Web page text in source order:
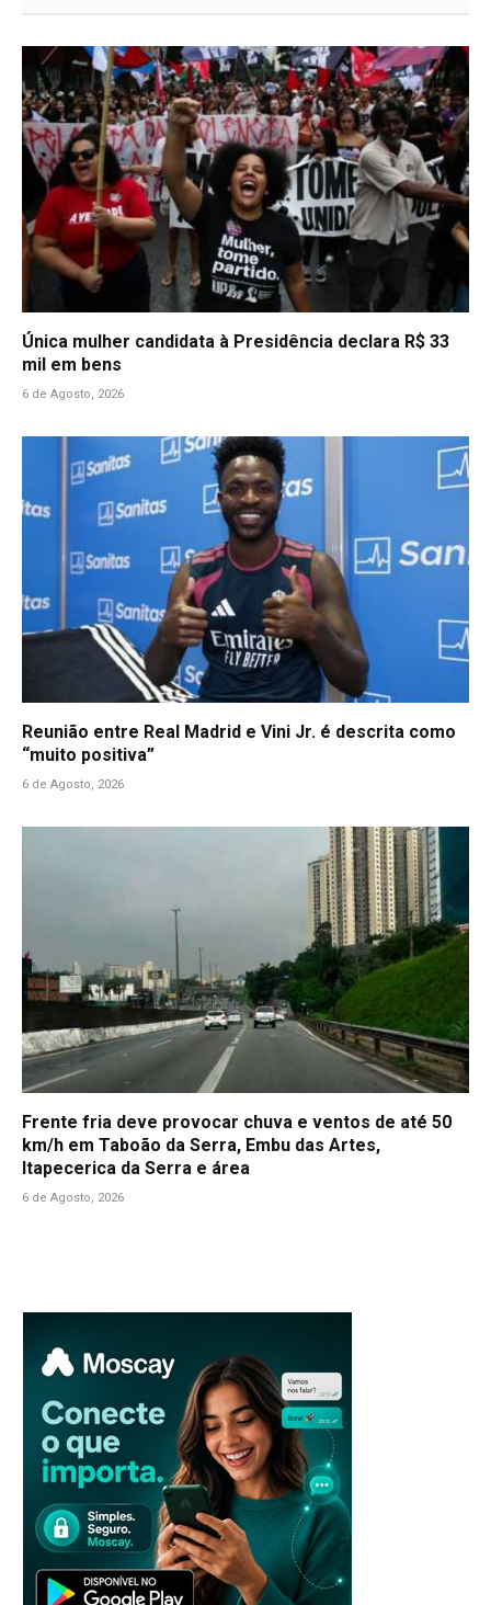
Única mulher candidata à Presidência declara R$ 33
mil em bens
6 de Agosto, 2026
Reunião entre Real Madrid e Vini Jr. é descrita como
“muito positiva”
6 de Agosto, 2026
Frente fria deve provocar chuva e ventos de até 50
km/h em Taboão da Serra, Embu das Artes,
Itapecerica da Serra e área
6 de Agosto, 2026